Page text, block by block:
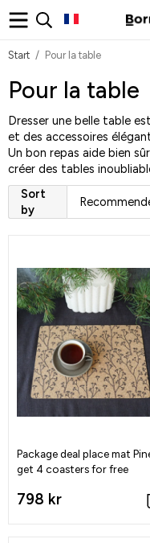
Start / Pour la table
Pour la table
Dresser une belle table
et des accessoires
Un bon repas aide bien
créer des tables
Sort
by
Package deal place mat
get 4 coasters for free
798 kr